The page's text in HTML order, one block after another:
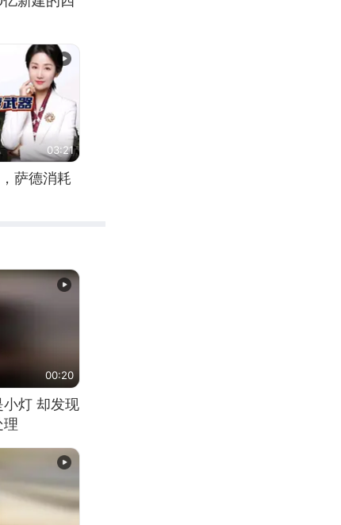
03:21
萨德消耗
00:20
灯 却发现
理